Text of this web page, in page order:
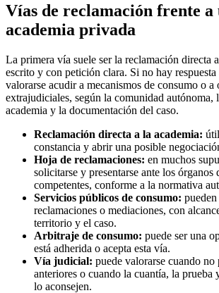
Vías de reclamación frente a
academia privada
La primera vía suele ser la reclamación directa
escrito y con petición clara. Si no hay
valorarse acudir a mecanismos de consumo o a
extrajudiciales, según la comunidad autónoma,
academia y la documentación del caso.
Reclamación directa a la academia:
constancia y abrir una posible
Hoja de reclamaciones: en muchos
solicitarse y presentarse ante los órganos
competentes, conforme a la normativa
Servicios públicos de consumo:
reclamaciones o mediaciones, con
territorio y el caso.
Arbitraje de consumo: puede ser una
está adherida o acepta esta vía.
Vía judicial: puede valorarse cuando no
anteriores o cuando la cuantía, la
lo aconsejen.